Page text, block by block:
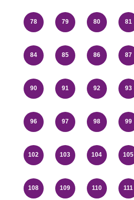
78 79 80 81
84 85 86 87
90 91 92 93
96 97 98 99
102 103 104 105
108 109 110 111